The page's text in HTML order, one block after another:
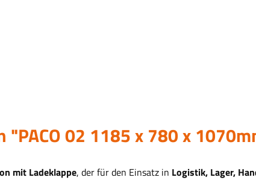
02 1185 x 780 x
mit Ladeklappe, der für den Einsatz in Logistik, Lager,